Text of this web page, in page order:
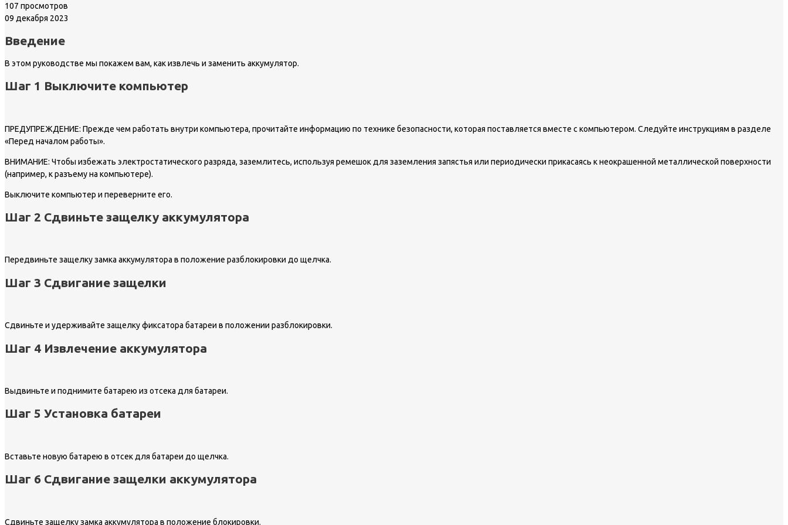
107 просмотров
09 декабря 2023
Введение
В этом руководстве мы покажем вам, как извлечь и заменить аккумулятор.
Шаг 1 Выключите компьютер
ПРЕДУПРЕЖДЕНИЕ: Прежде чем работать внутри компьютера, прочитайте информацию по технике безопасности, которая поставляется вместе с компьютером. Следуйте инструкциям в разделе
«Перед началом работы».
ВНИМАНИЕ: Чтобы избежать электростатического разряда, заземлитесь, используя ремешок для заземления запястья или периодически прикасаясь к неокрашенной металлической поверхности
(например, к разъему на компьютере).
Выключите компьютер и переверните его.
Шаг 2 Сдвиньте защелку аккумулятора
Передвиньте защелку замка аккумулятора в положение разблокировки до щелчка.
Шаг 3 Сдвигание защелки
Сдвиньте и удерживайте защелку фиксатора батареи в положении разблокировки.
Шаг 4 Извлечение аккумулятора
Выдвиньте и поднимите батарею из отсека для батареи.
Шаг 5 Установка батареи
Вставьте новую батарею в отсек для батареи до щелчка.
Шаг 6 Сдвигание защелки аккумулятора
Сдвиньте защелку замка аккумулятора в положение блокировки.